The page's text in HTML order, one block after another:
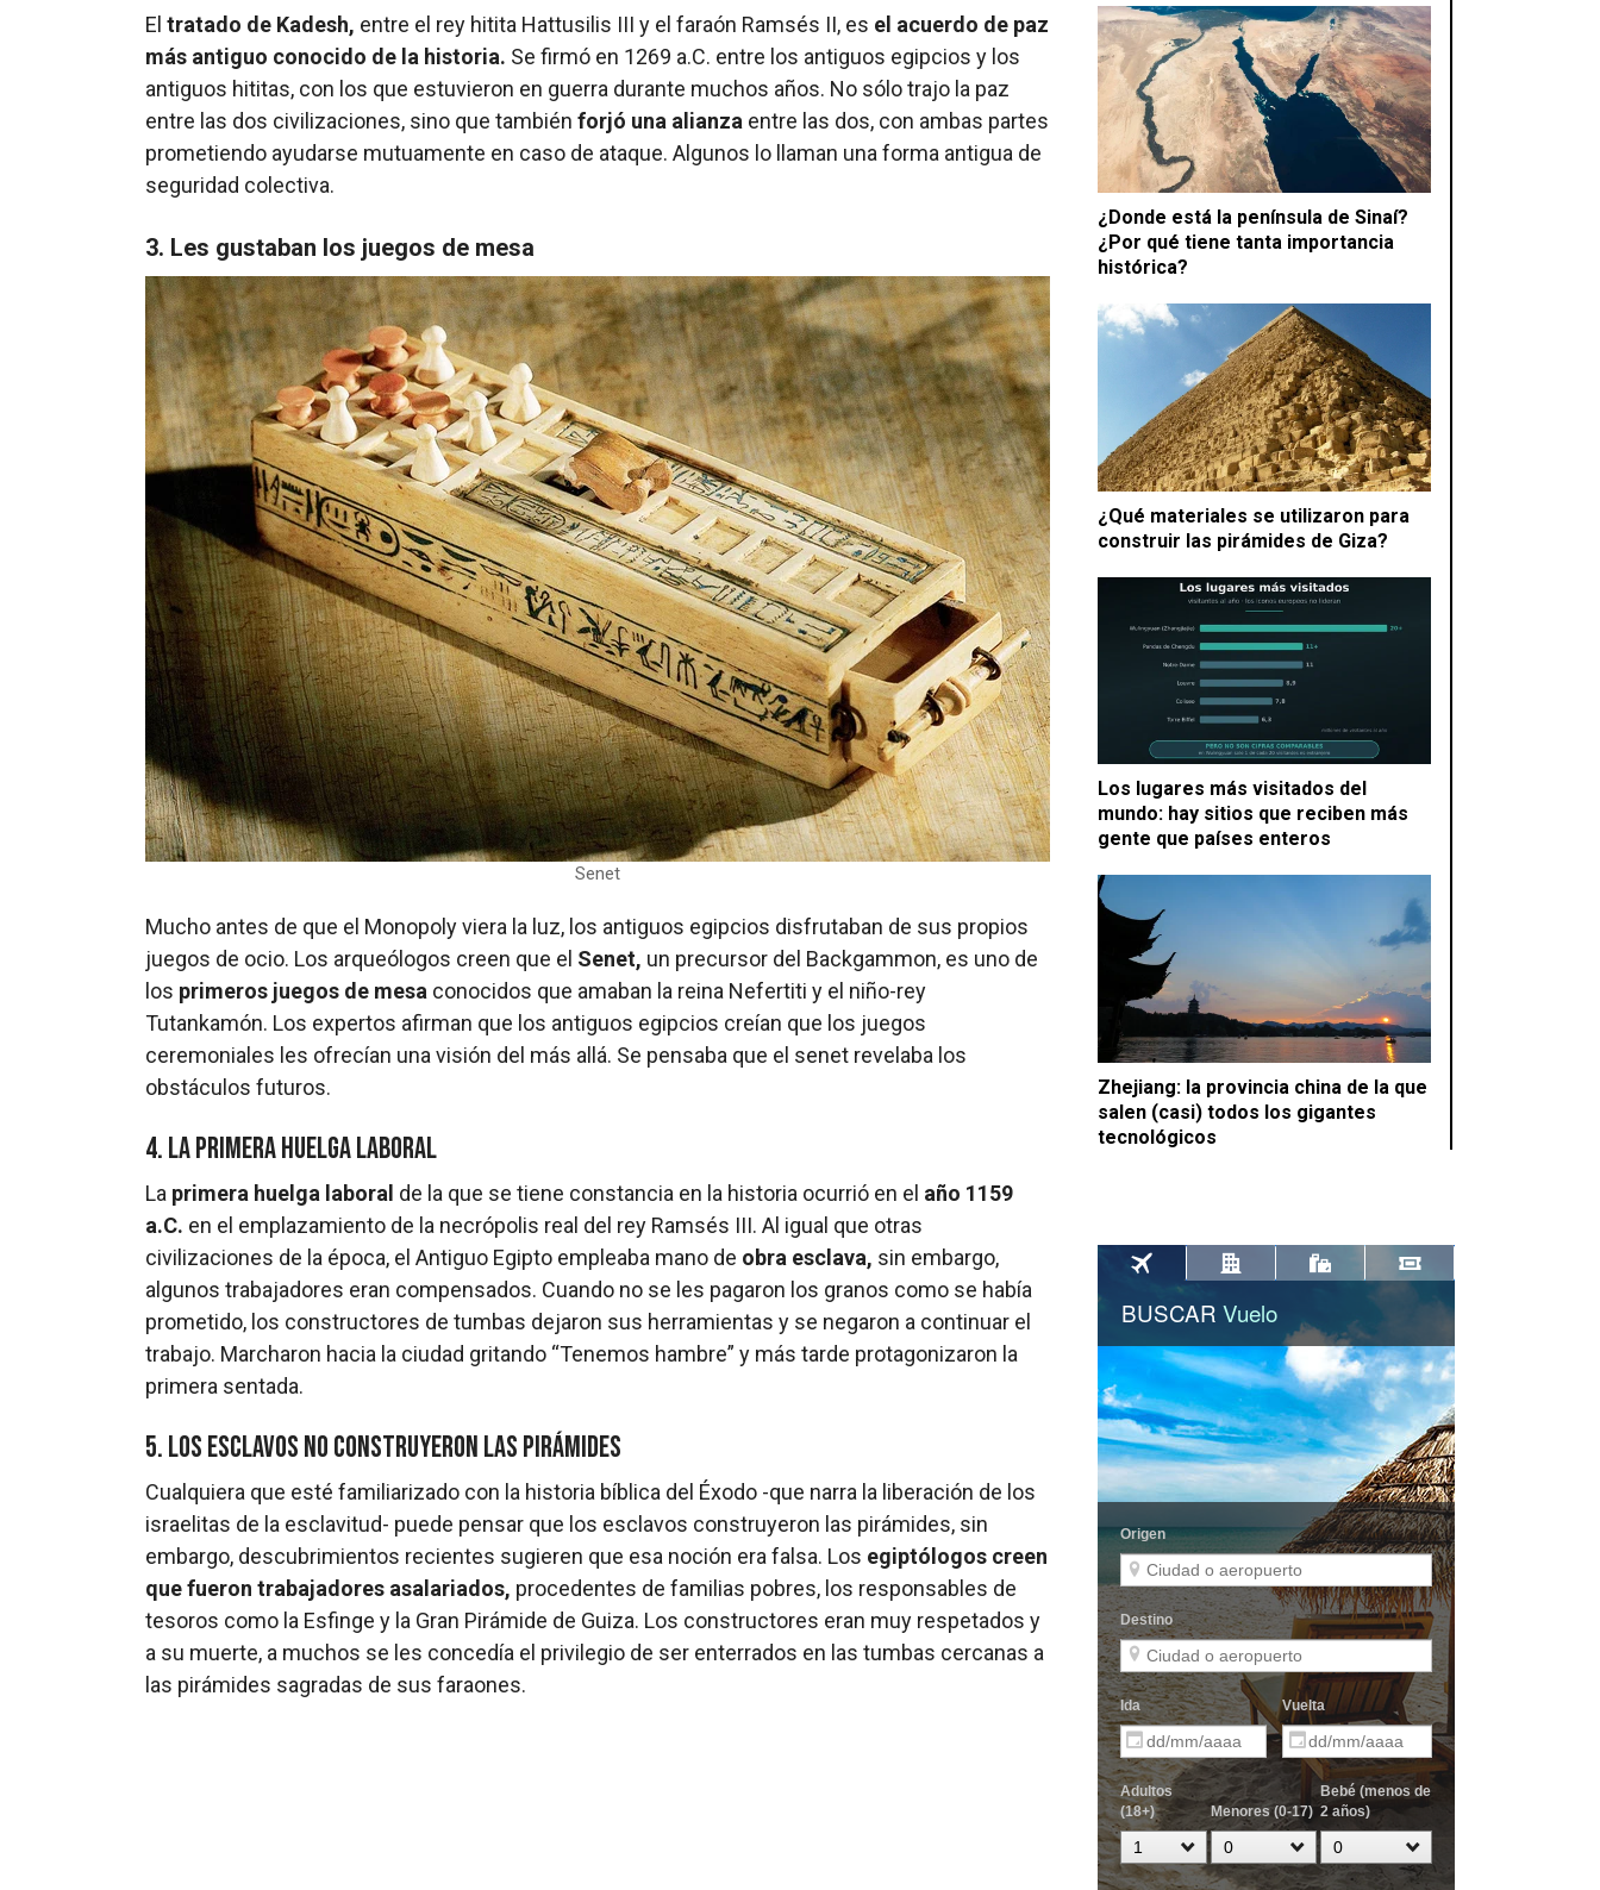
¿Donde está la península de Sinaí?
¿Por qué tiene tanta importancia
histórica?
¿Qué materiales se utilizaron para
construir las pirámides de Giza?
Los lugares más visitados del
mundo: hay sitios que reciben más
gente que países enteros
Zhejiang: la provincia china de la que
salen (casi) todos los gigantes
tecnológicos
El tratado de Kadesh, entre el rey hitita Hattusilis III y el faraón Ramsés II, es el acuerdo de paz
más antiguo conocido de la historia. Se firmó en 1269 a.C. entre los antiguos egipcios y los
antiguos hititas, con los que estuvieron en guerra durante muchos años. No sólo trajo la paz
entre las dos civilizaciones, sino que también forjó una alianza entre las dos, con ambas partes
prometiendo ayudarse mutuamente en caso de ataque. Algunos lo llaman una forma antigua de
seguridad colectiva.
3. Les gustaban los juegos de mesa
Senet
Mucho antes de que el Monopoly viera la luz, los antiguos egipcios disfrutaban de sus propios
juegos de ocio. Los arqueólogos creen que el Senet, un precursor del Backgammon, es uno de
los primeros juegos de mesa conocidos que amaban la reina Nefertiti y el niño-rey
Tutankamón. Los expertos afirman que los antiguos egipcios creían que los juegos
ceremoniales les ofrecían una visión del más allá. Se pensaba que el senet revelaba los
obstáculos futuros.
4. La primera huelga laboral
La primera huelga laboral de la que se tiene constancia en la historia ocurrió en el año 1159
a.C. en el emplazamiento de la necrópolis real del rey Ramsés III. Al igual que otras
civilizaciones de la época, el Antiguo Egipto empleaba mano de obra esclava, sin embargo,
algunos trabajadores eran compensados. Cuando no se les pagaron los granos como se había
prometido, los constructores de tumbas dejaron sus herramientas y se negaron a continuar el
trabajo. Marcharon hacia la ciudad gritando “Tenemos hambre” y más tarde protagonizaron la
primera sentada.
5. Los esclavos no construyeron las pirámides
Cualquiera que esté familiarizado con la historia bíblica del Éxodo -que narra la liberación de los
israelitas de la esclavitud- puede pensar que los esclavos construyeron las pirámides, sin
embargo, descubrimientos recientes sugieren que esa noción era falsa. Los egiptólogos creen
que fueron trabajadores asalariados, procedentes de familias pobres, los responsables de
tesoros como la Esfinge y la Gran Pirámide de Guiza. Los constructores eran muy respetados y
a su muerte, a muchos se les concedía el privilegio de ser enterrados en las tumbas cercanas a
las pirámides sagradas de sus faraones.